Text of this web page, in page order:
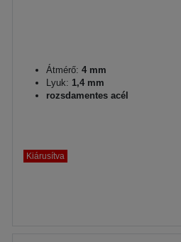
Átmérő: 4 mm
Lyuk: 1,4 mm
rozsdamentes acél
Kiárusítva